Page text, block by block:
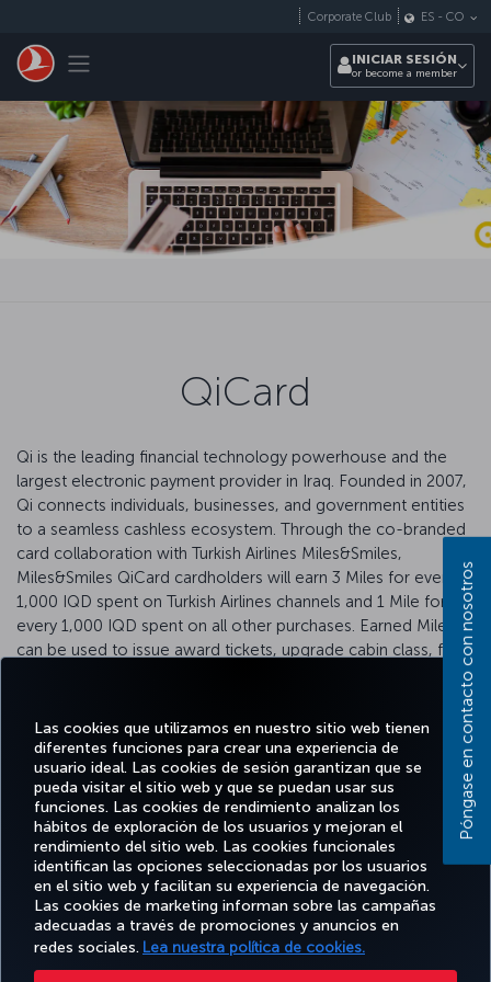
Las cookies que utilizamos en nuestro sitio web tienen
diferentes funciones para crear una experiencia de
usuario ideal. Las cookies de sesión garantizan que se
pueda visitar el sitio web y que se puedan usar sus
funciones. Las cookies de rendimiento analizan los
hábitos de exploración de los usuarios y mejoran el
rendimiento del sitio web. Las cookies funcionales
identifican las opciones seleccionadas por los usuarios
en el sitio web y facilitan su experiencia de navegación.
Las cookies de marketing informan sobre las campañas
adecuadas a través de promociones y anuncios en
redes sociales. Lea nuestra política de cookies.
Toggle navigation
Corporate Club ES - CO
INICIAR SESIÓN
or become a member
QiCard
Qi is the leading financial technology powerhouse and the
largest electronic payment provider in Iraq. Founded in 2007,
Qi connects individuals, businesses, and government entities
to a seamless cashless ecosystem. Through the co-branded
card collaboration with Turkish Airlines Miles&Smiles,
Miles&Smiles QiCard cardholders will earn 3 Miles for every
1,000 IQD spent on Turkish Airlines channels and 1 Mile for
every 1,000 IQD spent on all other purchases. Earned Miles
can be used to issue award tickets, upgrade cabin class, for
extra baggage, seat selection, Cash&Miles, Tax&Smiles or at
For more information please visitQiCard website
Facebook
TwitterInstagram
YouTubeLinkedIn
TikTokBlog
RESERVE Y
GESTIONE
DISFRUTE
DE
OFERTAS
Y
DESTINOS
MILES&SMILES
Póngase en contacto con nosotros